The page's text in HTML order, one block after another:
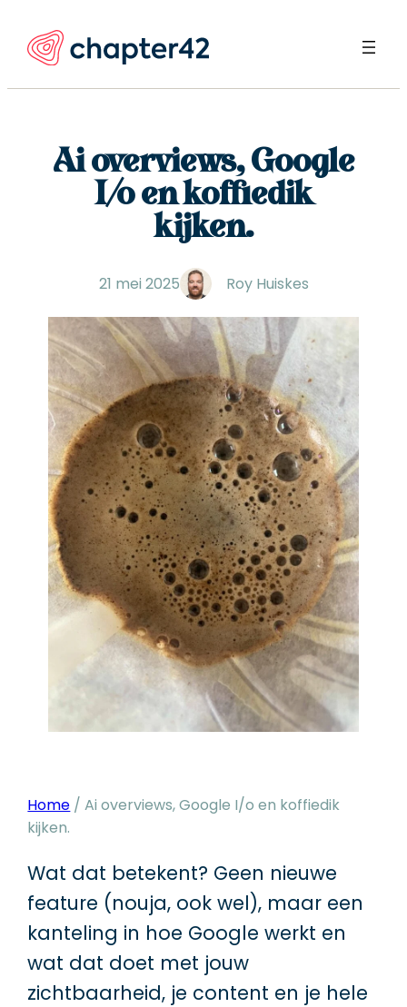
naar
Ai overviews, Google
I/o en koffiedik
kijken.
21 mei 2025 Roy Huiskes
Home /Ai overviews, Google I/o en koffiedik
kijken.
Wat dat betekent? Geen nieuwe
feature (nouja, ook wel), maar een
kanteling in hoe Google werkt en
wat dat doet met jouw
zichtbaarheid, je content en je hele